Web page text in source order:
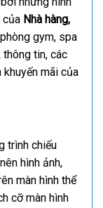
của Nhà hàng,
gym, spa
thông tin, các
mãi của
trình chiếu
hình ảnh,
màn hình thể
cỡ màn hình